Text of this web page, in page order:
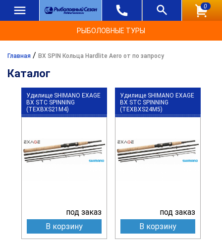
0
РЫБОЛОВНЫЕ ТУРЫ
Главная / BX SPIN Кольца Hardlite Aero от по запросу
Каталог
Удилище SHIMANO EXAGE
BX STC SPINNING
(TEXBXS21M4)
под заказ
В корзину
Удилище SHIMANO EXAGE
BX STC SPINNING
(TEXBXS24M5)
под заказ
В корзину